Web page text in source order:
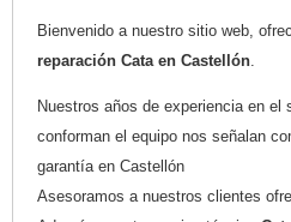
Bienvenido a nuestro sitio web,
reparación Cata en Castellón.
Nuestros años de experiencia en
conforman el equipo nos señalan
garantía en Castellón
Asesoramos a nuestros clientes